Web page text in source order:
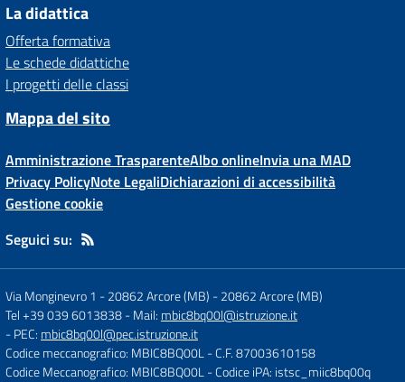
La didattica
Offerta formativa
Le schede didattiche
I progetti delle classi
Mappa del sito
Amministrazione TrasparenteAlbo onlineInvia una MAD
Privacy PolicyNote LegaliDichiarazioni di accessibilità
Gestione cookie
Seguici su:
Via Monginevro 1 - 20862 Arcore (MB) -20862 Arcore (MB)
Tel +39 039 6013838- Mail: mbic8bq00l@istruzione.it
- PEC: mbic8bq00l@pec.istruzione.it
Codice meccanografico: MBIC8BQ00L- C.F. 87003610158
Codice Meccanografico: MBIC8BQ00L- Codice iPA: istsc_miic8bq00q